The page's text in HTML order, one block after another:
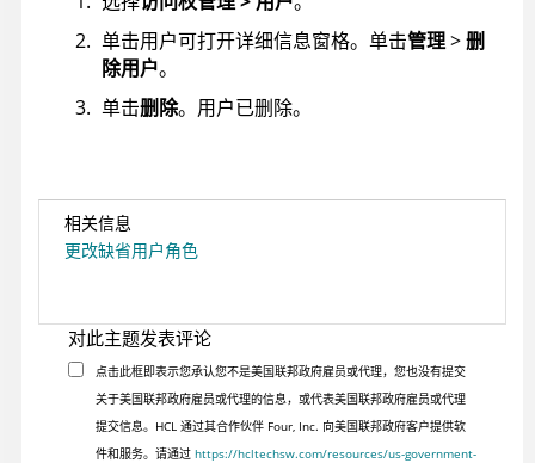
单击用户可打开详细信息窗格。单击管理>删
除用户。
单击删除。用户已删除。
相关信息
更改缺省用户角色
对此主题发表评论
点击此框即表示您承认您不是美国联邦政府雇员或代理，您也没有提交
关于美国联邦政府雇员或代理的信息，或代表美国联邦政府雇员或代理
提交信息。HCL 通过其合作伙伴 Four, Inc. 向美国联邦政府客户提供软
件和服务。请通过 https://hcltechsw.com/resources/us-government-